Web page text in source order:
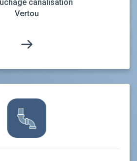
canalisation
Vertou